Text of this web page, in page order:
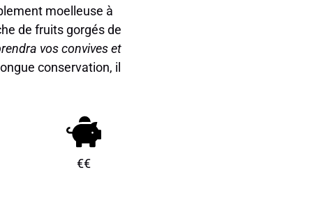
moelleuse à
de fruits gorgés de
vos convives et
conservation, il
€€